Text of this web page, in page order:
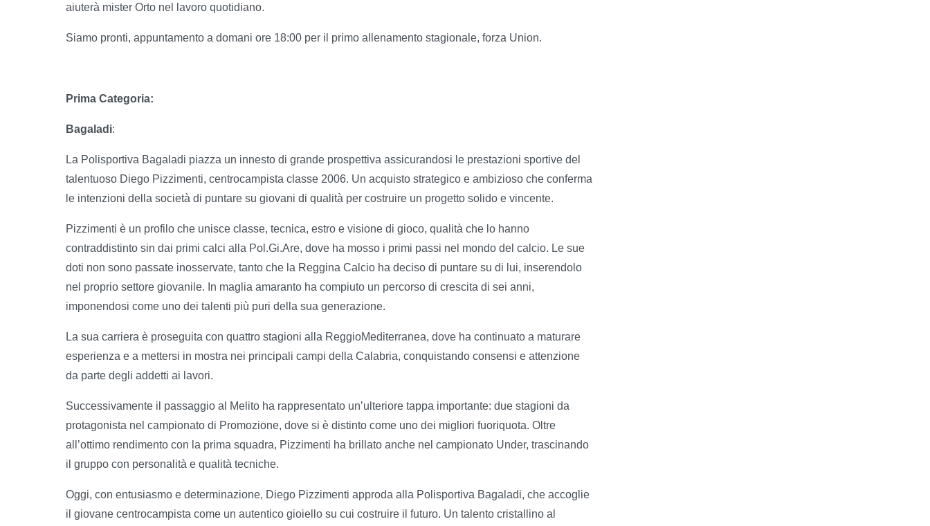
aiuterà mister Orto nel lavoro quotidiano.
Siamo pronti, appuntamento a domani ore 18:00 per il primo allenamento stagionale, forza Union.
Prima Categoria:
Bagaladi:
La Polisportiva Bagaladi piazza un innesto di grande prospettiva assicurandosi le prestazioni sportive del
talentuoso Diego Pizzimenti, centrocampista classe 2006. Un acquisto strategico e ambizioso che conferma
le intenzioni della società di puntare su giovani di qualità per costruire un progetto solido e vincente.
Pizzimenti è un profilo che unisce classe, tecnica, estro e visione di gioco, qualità che lo hanno
contraddistinto sin dai primi calci alla Pol.Gi.Are, dove ha mosso i primi passi nel mondo del calcio. Le sue
doti non sono passate inosservate, tanto che la Reggina Calcio ha deciso di puntare su di lui, inserendolo
nel proprio settore giovanile. In maglia amaranto ha compiuto un percorso di crescita di sei anni,
imponendosi come uno dei talenti più puri della sua generazione.
La sua carriera è proseguita con quattro stagioni alla ReggioMediterranea, dove ha continuato a maturare
esperienza e a mettersi in mostra nei principali campi della Calabria, conquistando consensi e attenzione
da parte degli addetti ai lavori.
Successivamente il passaggio al Melito ha rappresentato un’ulteriore tappa importante: due stagioni da
protagonista nel campionato di Promozione, dove si è distinto come uno dei migliori fuoriquota. Oltre
all’ottimo rendimento con la prima squadra, Pizzimenti ha brillato anche nel campionato Under, trascinando
il gruppo con personalità e qualità tecniche.
Oggi, con entusiasmo e determinazione, Diego Pizzimenti approda alla Polisportiva Bagaladi, che accoglie
il giovane centrocampista come un autentico gioiello su cui costruire il futuro. Un talento cristallino al